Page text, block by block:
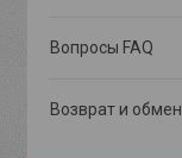
Вопросы FAQ
Возврат и обмен